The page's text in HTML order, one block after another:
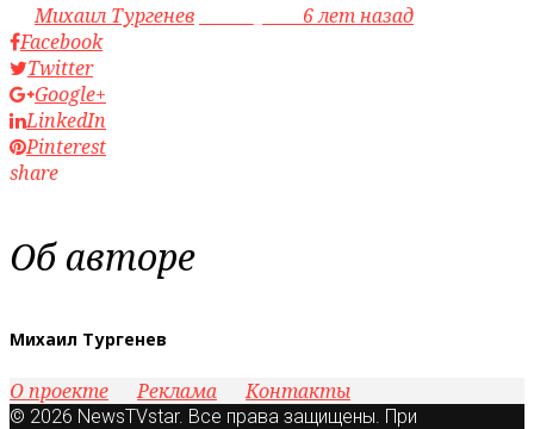
byМихаил Тургенев
6 лет назад
Facebook
Twitter
Google+
LinkedIn
Pinterest
share
Об авторе
Михаил Тургенев
О проекте Реклама Контакты
© 2026 NewsTVstar. Все права защищены. При